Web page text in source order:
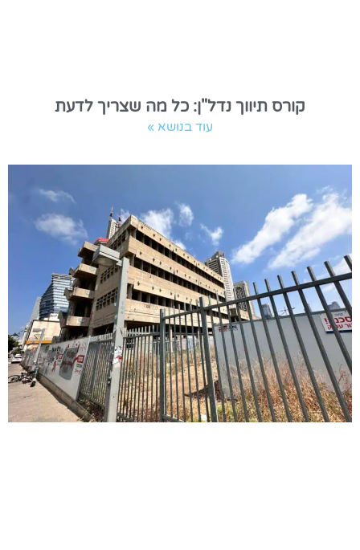
קורס תיווך נדל"ן: כל מה שצריך לדעת
עוד בנושא »